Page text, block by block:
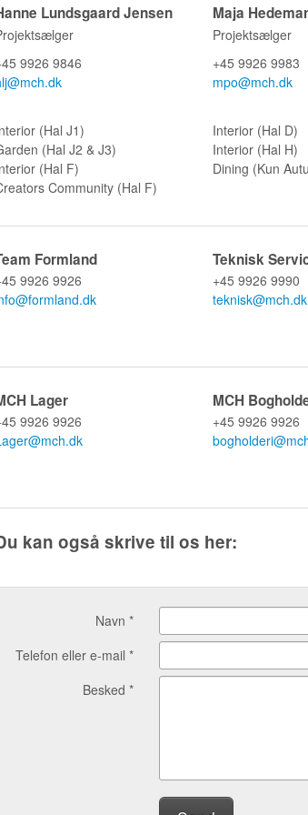
Lundsgaard Jensen
9926 9846
(Hal J1)
(Hal J2 & J3)
(Hal F)
Community (Hal F)
Maja
Projektsælger
+45 9926 9983
mpo@mch.dk​
Interior (Hal D)
Interior (Hal H)
Dining (Kun
Formland
9926 9926
Teknisk
+45 9926 9990
teknisk@mch.dk
Lager
9926 9926
MCH
+45 9926 9926
kan også skrive til os her:
Navn *
Telefon eller e-mail *
Besked *